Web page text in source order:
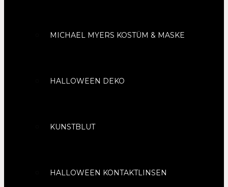
MICHAEL MYERS KOSTÜM & MASKE
HALLOWEEN DEKO
KUNSTBLUT
HALLOWEEN KONTAKTLINSEN